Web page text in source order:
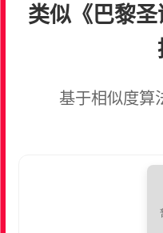
类似《巴黎
基于相似度算